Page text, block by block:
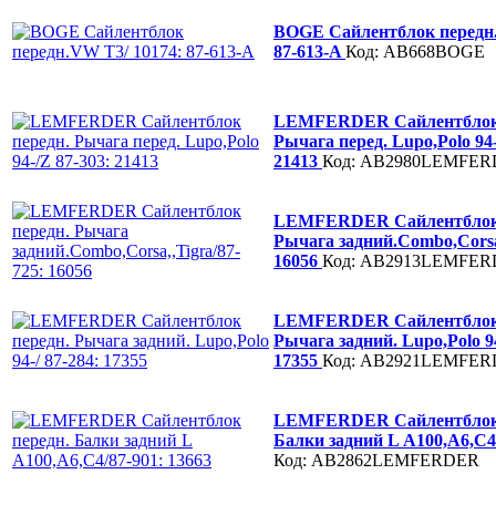
BOGE Сайлентблок
87-613-A Код: AB668BOGE
LEMFERDER
Рычага перед. Lupo,Polo
21413 Код:
LEMFERDER
Рычага
16056 Код:
LEMFERDER
Рычага задний. Lupo,Polo
17355 Код:
LEMFERDER
Балки задний L
Код: AB2862LEMFERDER